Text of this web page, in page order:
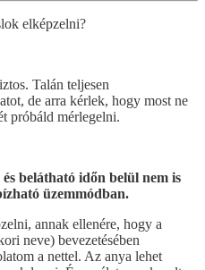
elképzelni?
Talán teljesen
de arra kérlek, hogy most ne
próbáld mérlegelni.
belátható időn belül nem is
üzemmódban.
annak ellenére, hogy a
neve) bevezetésében
a nettel. Az anya lehet